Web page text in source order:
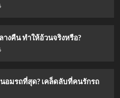
งคืน ทำให้อ้วนจริงหรือ?
มรถที่สุด? เคล็ดลับที่คนรักรถ